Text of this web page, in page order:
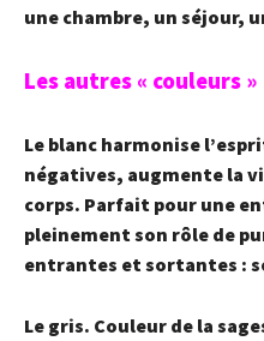
une chambre, un séjour,
Les autres « couleurs »
Le blanc harmonise
négatives, augmente la
corps. Parfait pour une
pleinement son rôle de
entrantes et sortantes :
Le gris. Couleur de la